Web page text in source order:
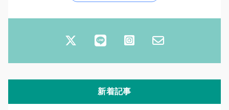
新着記事